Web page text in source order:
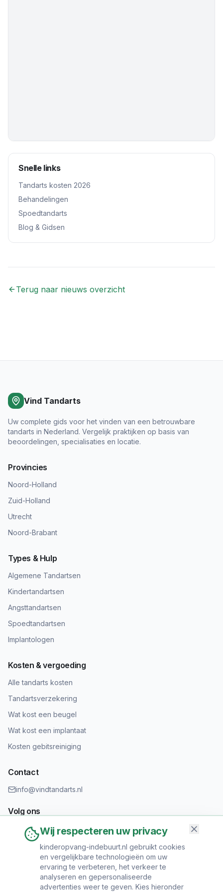
Snelle links
Tandarts kosten 2026
Behandelingen
Spoedtandarts
Blog & Gidsen
Terug naar nieuws overzicht
Vind Tandarts
Uw complete gids voor het vinden van een betrouwbare
tandarts in Nederland. Vergelijk praktijken op basis van
beoordelingen, specialisaties en locatie.
Provincies
Noord-Holland
Zuid-Holland
Utrecht
Noord-Brabant
Types & Hulp
Algemene Tandartsen
Kindertandartsen
Angsttandartsen
Spoedtandartsen
Implantologen
Kosten & vergoeding
Alle tandarts kosten
Tandartsverzekering
Wat kost een beugel
Wat kost een implantaat
Kosten gebitsreiniging
Contact
info@vindtandarts.nl
Volg ons
Informatie toevoegen?
Heeft u een tandartspraktijk? Neem contact op om uw praktijk
toe te voegen.
Wij respecteren uw privacy
kinderopvang-indebuurt.nl gebruikt cookies
en vergelijkbare technologieën om uw
ervaring te verbeteren, het verkeer te
analyseren en gepersonaliseerde
advertenties weer te geven. Kies hieronder